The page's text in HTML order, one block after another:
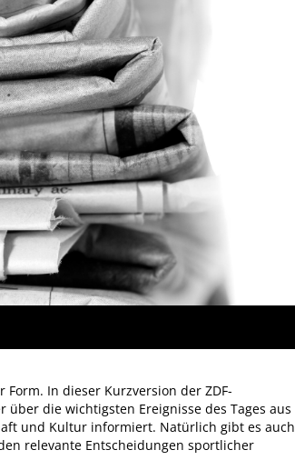
In dieser Kurzversion der ZDF-
die wichtigsten Ereignisse des Tages aus
und Kultur informiert. Natürlich gibt es auch
relevante Entscheidungen sportlicher